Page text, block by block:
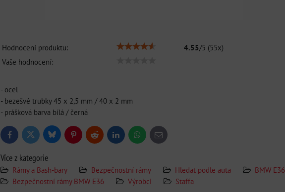
Hodnocení produktu: 4.55/5 (55x)
Vaše hodnocení:
- ocel
- bezešvé trubky 45 x 2,5 mm / 40 x 2 mm
- prášková barva bílá / černá
FacebookTwitter BlueskyPinterestReddit LinkedInWhatsApp
E-
mail
Více z kategorie
Rámy a Bash-bary Bezpečnostní rámy Hledat podle auta BMW E36
Bezpečnostní rámy BMW E36
Výrobci Staffa